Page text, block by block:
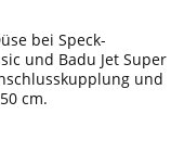
bei Speck-
und Badu Jet Super
und
cm.